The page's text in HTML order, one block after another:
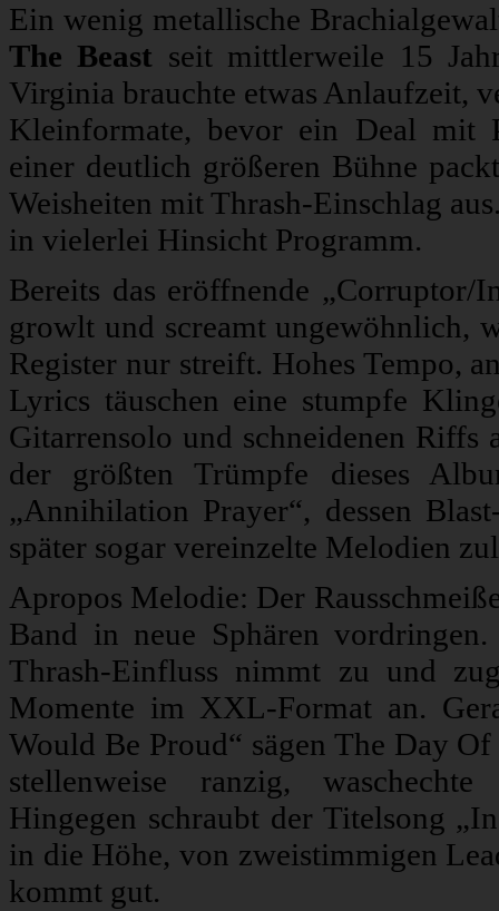
Ein wenig metallische
The Beast seit mittlerweile 15
Virginia brauchte etwas Anlaufzeit,
Kleinformate, bevor ein Deal mit
einer deutlich größeren Bühne
Weisheiten mit Thrash-Einschlag
in vielerlei Hinsicht Programm.
Bereits das eröffnende
growlt und screamt ungewöhnlich,
Register nur streift. Hohes Tempo,
Lyrics täuschen eine stumpfe
Gitarrensolo und schneidenen
der größten Trümpfe dieses
„Annihilation Prayer“, dessen
später sogar vereinzelte Melodien
Apropos Melodie: Der
Band in neue Sphären
Thrash-Einfluss nimmt zu und
Momente im XXL-Format an.
Would Be Proud“ sägen The Day
stellenweise ranzig,
Hingegen schraubt der Titelsong
in die Höhe, von zweistimmigen
kommt gut.